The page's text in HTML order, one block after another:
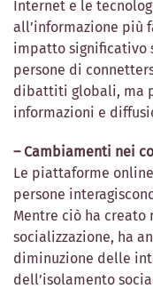
Internet e le
all’informazione più
impatto significativo
persone di
dibattiti globali, ma
informazioni e
– Cambiamenti nei
Le piattaforme
persone
Mentre ciò ha
socializzazione, ha
diminuzione delle
dell’isolamento